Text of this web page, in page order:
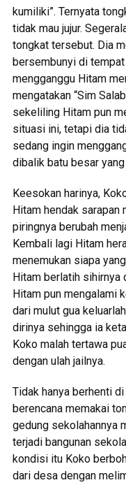
kumiliki”. Ternyata
tidak mau jujur.
tongkat tersebut. Dia
bersembunyi di
mengganggu Hitam
mengatakan “Sim
sekeliling Hitam pun
situasi ini, tetapi dia
sedang ingin
dibalik batu besar yang
Keesokan harinya,
Hitam hendak sarapan
piringnya berubah
Kembali lagi Hitam
menemukan siapa
Hitam berlatih sihirnya
Hitam pun mengalami
dari mulut gua
dirinya sehingga ia
Koko malah tertawa
dengan ulah jailnya.
Tidak hanya berhenti
berencana memakai
gedung sekolahannya
terjadi bangunan
kondisi itu Koko
dari desa dengan